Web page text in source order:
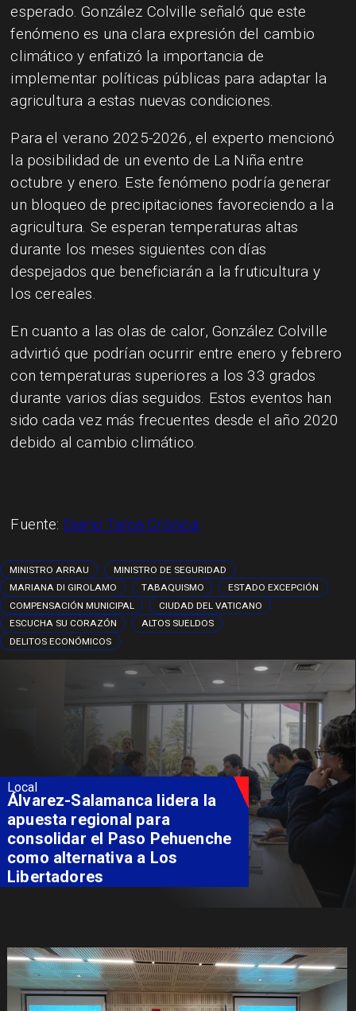
esperado. González Colville señaló que este
fenómeno es una clara expresión del cambio
climático y enfatizó la importancia de
implementar políticas públicas para adaptar la
agricultura a estas nuevas condiciones.
Para el verano 2025-2026, el experto mencionó
la posibilidad de un evento de La Niña entre
octubre y enero. Este fenómeno podría generar
un bloqueo de precipitaciones favoreciendo a la
agricultura. Se esperan temperaturas altas
durante los meses siguientes con días
despejados que beneficiarán a la fruticultura y
los cereales.
En cuanto a las olas de calor, González Colville
advirtió que podrían ocurrir entre enero y febrero
con temperaturas superiores a los 33 grados
durante varios días seguidos. Estos eventos han
sido cada vez más frecuentes desde el año 2020
debido al cambio climático.
Fuente: Diario Talca Crónica
MINISTRO ARRAU
MINISTRO DE SEGURIDAD
MARIANA DI GIROLAMO
TABAQUISMO
ESTADO EXCEPCIÓN
COMPENSACIÓN MUNICIPAL
CIUDAD DEL VATICANO
ESCUCHA SU CORAZÓN
ALTOS SUELDOS
DELITOS ECONÓMICOS
Local
Álvarez-Salamanca lidera la
apuesta regional para
consolidar el Paso Pehuenche
como alternativa a Los
Libertadores